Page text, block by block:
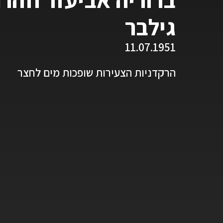
גילבר
11.07.1951
הרקדניות הצעירות שופכות מים לחצר